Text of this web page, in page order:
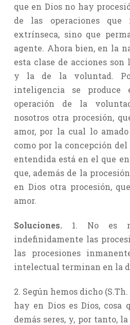
que en Dios no hay
de las operaciones
extrínseca, sino que
agente. Ahora bien, en la
esta clase de acciones
y la de la voluntad.
inteligencia se
operación de la
nosotros otra procesión,
amor, por la cual lo
como por la concepción
entendida está en el que
que, además de la
en Dios otra procesión,
amor.
Soluciones.1. No es
indefinidamente las
las procesiones
intelectual terminan en la
2. Según hemos dicho (S.Th.
hay en Dios es Dios, cosa
demás seres, y, por tanto,